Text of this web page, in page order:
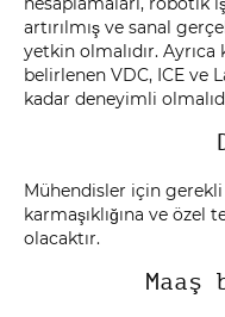
artırılmış ve sanal
yetkin olmalıdır.
belirlenen VDC, ICE ve
kadar deneyimli
Mühendisler için
karmaşıklığına ve özel
olacaktır.